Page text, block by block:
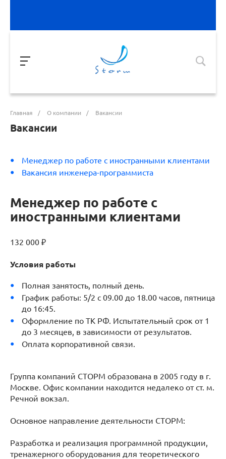
Главная / О компании / Вакансии
Вакансии
Менеджер по работе с иностранными клиентами
Вакансия инженера-программиста
Менеджер по работе с
иностранными клиентами
132 000 ₽
Условия работы
Полная занятость, полный день.
График работы: 5/2 с 09.00 до 18.00 часов, пятница
до 16:45.
Оформление по ТК РФ. Испытательный срок от 1
до 3 месяцев, в зависимости от результатов.
Оплата корпоративной связи.
Группа компаний СТОРМ образована в 2005 году в г.
Москве. Офис компании находится недалеко от ст. м.
Речной вокзал.
Основное направление деятельности СТОРМ:
Разработка и реализация программной продукции,
тренажерного оборудования для теоретического